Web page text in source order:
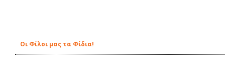
Οι Φίλοι μας τα Φίδια!